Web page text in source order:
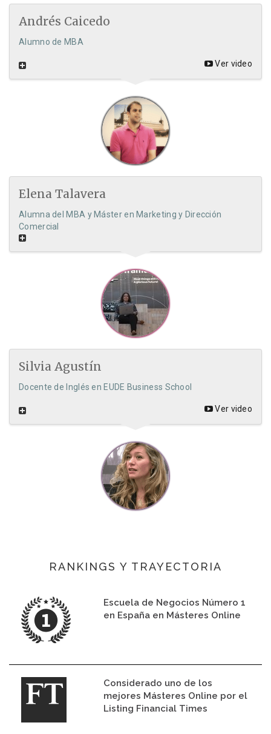
Andrés Caicedo
Alumno de MBA
Ver video
Elena Talavera
Alumna del MBA y Máster en Marketing y Dirección
Comercial
Silvia Agustín
Docente de Inglés en EUDE Business School
Ver video
RANKINGS Y TRAYECTORIA
Escuela de Negocios Número 1
en España en Másteres Online
Considerado uno de los
mejores Másteres Online por el
Listing Financial Times